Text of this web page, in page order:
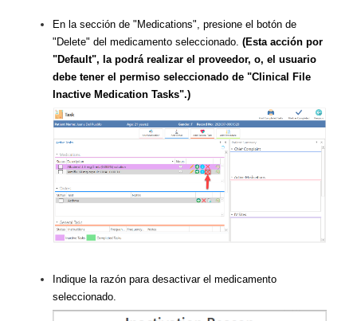
En la sección de "Medications", presione el botón de
"Delete" del medicamento seleccionado. (Esta acción por
"Default", la podrá realizar el proveedor, o, el usuario
debe tener el permiso seleccionado de "Clinical File
Inactive Medication Tasks".)
Indique la razón para desactivar el medicamento
seleccionado.